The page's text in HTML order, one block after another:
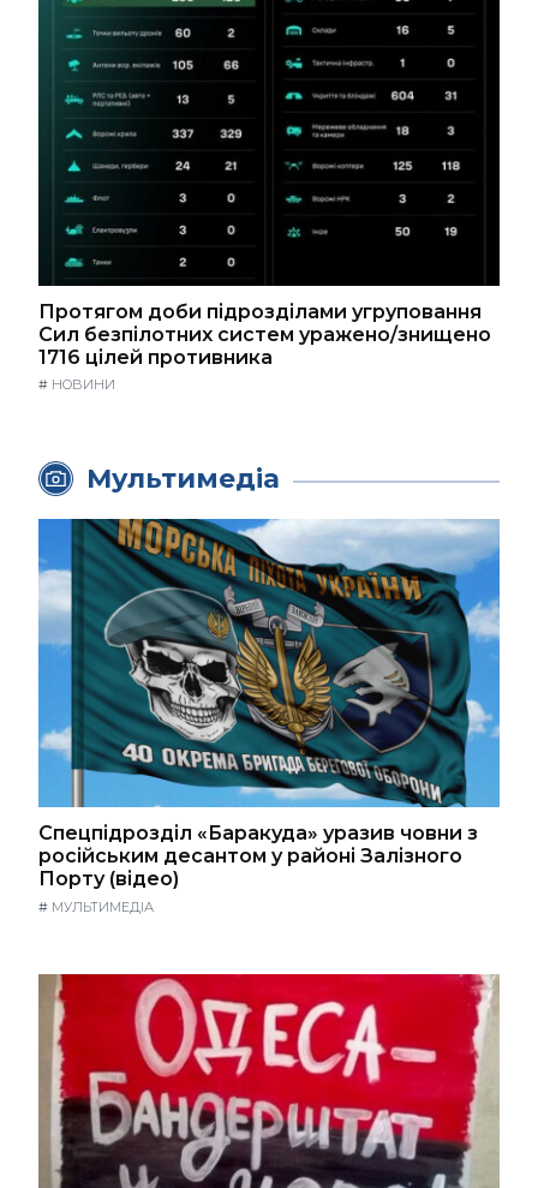
Протягом доби підрозділами угруповання
Сил безпілотних систем уражено/знищено
1716 цілей противника
# НОВИНИ
Мультимедіа
Спецпідрозділ «Баракуда» уразив човни з
російським десантом у районі Залізного
Порту (відео)
# МУЛЬТИМЕДІА